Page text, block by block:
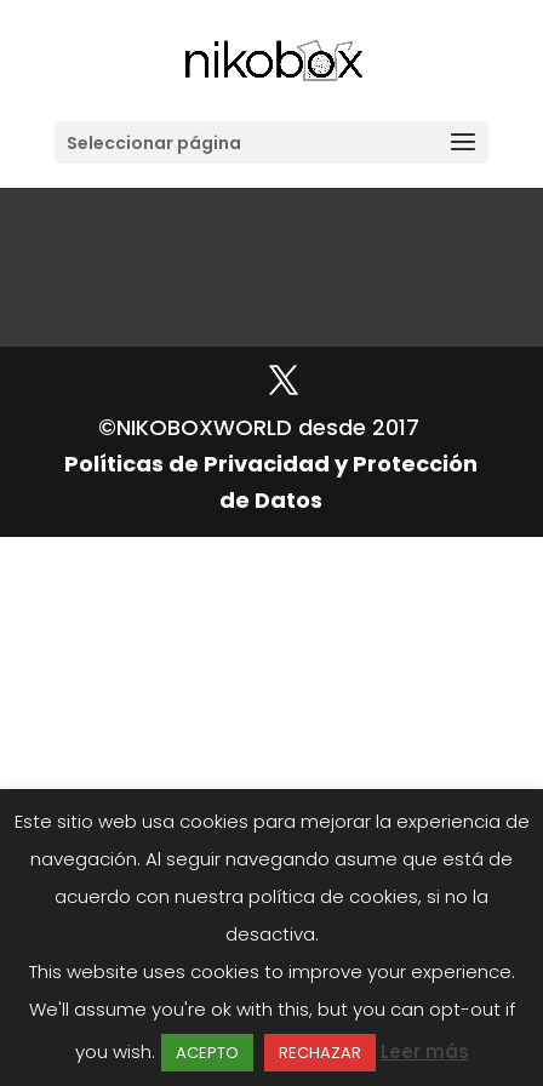
Seleccionar página
©NIKOBOXWORLD desde 2017
Políticas de Privacidad y Protección
de Datos
Este sitio web usa cookies para mejorar la experiencia de
navegación. Al seguir navegando asume que está de
acuerdo con nuestra política de cookies, si no la
desactiva.
This website uses cookies to improve your experience.
We'll assume you're ok with this, but you can opt-out if
you wish.
ACEPTO RECHAZAR Leer más